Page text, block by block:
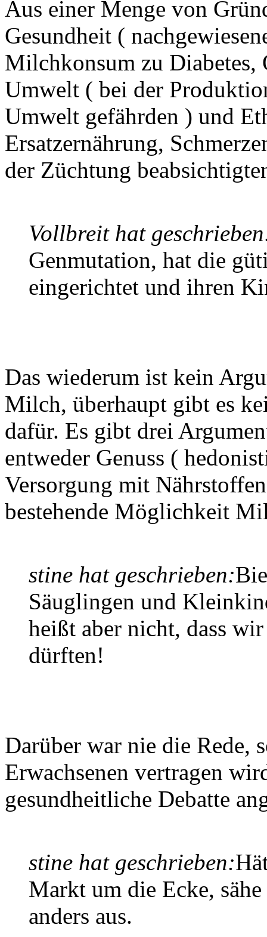
Aus einer Menge von
Gesundheit (
Milchkonsum zu Diabetes,
Umwelt ( bei der
Umwelt gefährden ) und
Ersatzernährung,
der Züchtung
Vollbreit hat
Genmutation, hat die
eingerichtet und ihren
Das wiederum ist kein
Milch, überhaupt gibt es
dafür. Es gibt drei
entweder Genuss (
Versorgung mit
bestehende Möglichkeit
stine hat geschrieben:
Säuglingen und
heißt aber nicht, dass
dürften!
Darüber war nie die Rede,
Erwachsenen vertragen
gesundheitliche Debatte
stine hat geschrieben:
Markt um die Ecke,
anders aus.